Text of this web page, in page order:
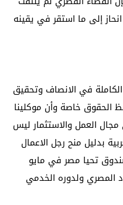
إلى ما استقر في يقينه
في الانصاف وتحقيق
الحقوق خاصة وأن موكلينا
العمل والاستثمار ليس
بدليل منح رجل الاعمال
تحيا مصر في مايو
المصري ولدوره الخدمي